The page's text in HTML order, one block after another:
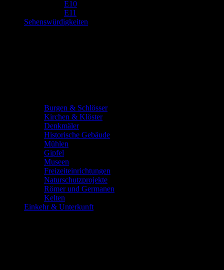
E10
E11
Sehenswürdigkeiten
Burgen & Schlösser
Kirchen & Klöster
Denkmäler
Historische Gebäude
Mühlen
Gipfel
Museen
Freizeiteinrichtungen
Naturschutzprojekte
Römer und Germanen
Kelten
Einkehr & Unterkunft